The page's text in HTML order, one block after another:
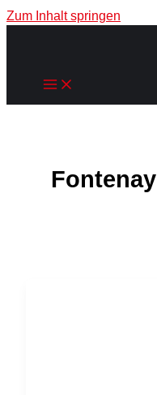
Zum Inhalt springen
Fontenay